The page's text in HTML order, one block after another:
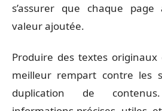
s’assurer que chaque
valeur ajoutée.
Produire des textes
meilleur rempart contre les
duplication de